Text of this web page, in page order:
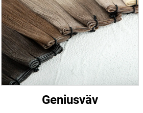
Geniusväv